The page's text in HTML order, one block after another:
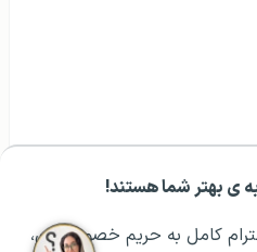
ی بهتر شما هستند!
کامل به حریم خصوصیتون،
رزرو مشاوره تخصصی